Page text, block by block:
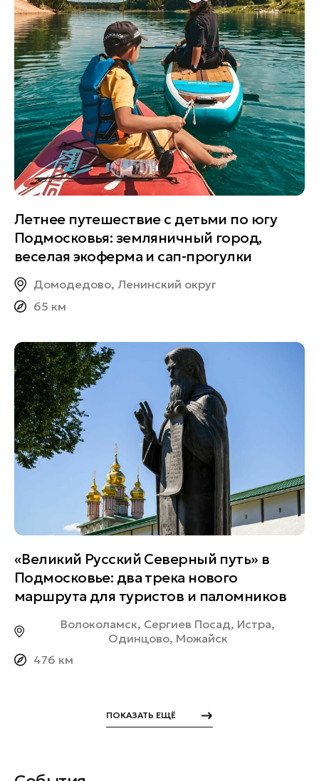
Летнее путешествие с детьми по югу
Подмосковья: земляничный город,
веселая экоферма и сап-прогулки
Домодедово, Ленинский округ
65 км
«Великий Русский Северный путь» в
Подмосковье: два трека нового
маршрута для туристов и паломников
Волоколамск, Сергиев Посад, Истра,
Одинцово, Можайск
476 км
ПОКАЗАТЬ ЕЩЁ